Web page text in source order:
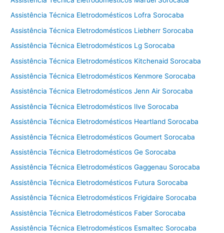
Assistência Técnica Eletrodomésticos Lofra Sorocaba
Assistência Técnica Eletrodomésticos Liebherr Sorocaba
Assistência Técnica Eletrodomésticos Lg Sorocaba
Assistência Técnica Eletrodomésticos Kitchenaid Sorocaba
Assistência Técnica Eletrodomésticos Kenmore Sorocaba
Assistência Técnica Eletrodomésticos Jenn Air Sorocaba
Assistência Técnica Eletrodomésticos Ilve Sorocaba
Assistência Técnica Eletrodomésticos Heartland Sorocaba
Assistência Técnica Eletrodomésticos Goumert Sorocaba
Assistência Técnica Eletrodomésticos Ge Sorocaba
Assistência Técnica Eletrodomésticos Gaggenau Sorocaba
Assistência Técnica Eletrodomésticos Futura Sorocaba
Assistência Técnica Eletrodomésticos Frigidaire Sorocaba
Assistência Técnica Eletrodomésticos Faber Sorocaba
Assistência Técnica Eletrodomésticos Esmaltec Sorocaba